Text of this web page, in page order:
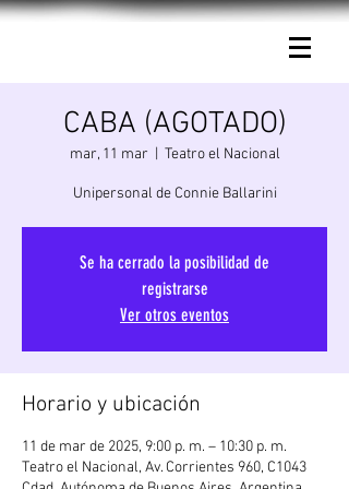
CABA (AGOTADO)
mar, 11 mar Teatro el Nacional
Unipersonal de Connie Ballarini
Se ha cerrado la posibilidad de
registrarse
Ver otros eventos
Horario y ubicación
11 de mar de 2025, 9:00 p. m. – 10:30 p. m.
Teatro el Nacional, Av. Corrientes 960, C1043